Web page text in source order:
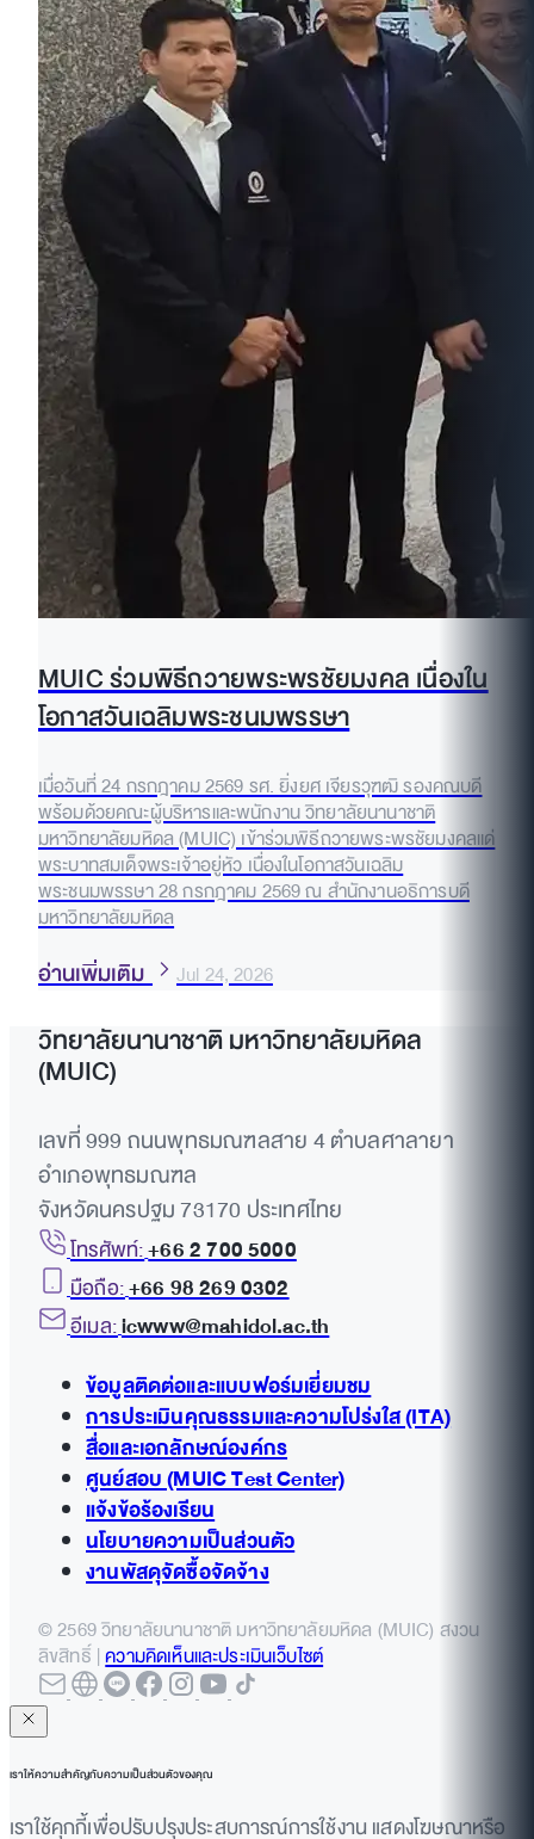
MUIC ร่วมพิธีถวายพระพรชัยมงคล เนื่องใน
โอกาสวันเฉลิมพระชนมพรรษา
เมื่อวันที่ 24 กรกฎาคม 2569 รศ. ยิ่งยศ เจียรวุฑฒิ รองคณบดี
พร้อมด้วยคณะผู้บริหารและพนักงาน วิทยาลัยนานาชาติ
มหาวิทยาลัยมหิดล (MUIC) เข้าร่วมพิธีถวายพระพรชัยมงคลแด่
พระบาทสมเด็จพระเจ้าอยู่หัว เนื่องในโอกาสวันเฉลิม
พระชนมพรรษา 28 กรกฎาคม 2569 ณ สำนักงานอธิการบดี
มหาวิทยาลัยมหิดล
อ่านเพิ่มเติม Jul 24, 2026
วิทยาลัยนานาชาติ มหาวิทยาลัยมหิดล
(MUIC)
เลขที่ 999 ถนนพุทธมณฑลสาย 4 ตำบลศาลายา
อำเภอพุทธมณฑล
จังหวัดนครปฐม 73170 ประเทศไทย
โทรศัพท์:+66 2 700 5000
มือถือ:+66 98 269 0302
อีเมล:icwww@mahidol.ac.th
ข้อมูลติดต่อและแบบฟอร์มเยี่ยมชม
การประเมินคุณธรรมและความโปร่งใส (ITA)
สื่อและเอกลักษณ์องค์กร
ศูนย์สอบ (MUIC Test Center)
แจ้งข้อร้องเรียน
นโยบายความเป็นส่วนตัว
งานพัสดุจัดซื้อจัดจ้าง
© 2569 วิทยาลัยนานาชาติ มหาวิทยาลัยมหิดล (MUIC) สงวน
ลิขสิทธิ์ |ความคิดเห็นและประเมินเว็บไซต์
เราให้ความสำคัญกับความเป็นส่วนตัวของคุณ
เราใช้คุกกี้เพื่อปรับปรุงประสบการณ์การใช้งาน แสดงโฆษณาหรือ